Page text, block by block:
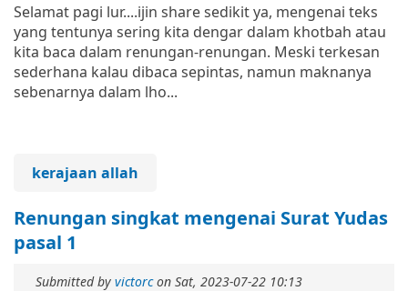
Selamat pagi lur....ijin share sedikit ya, mengenai teks
yang tentunya sering kita dengar dalam khotbah atau
kita baca dalam renungan-renungan. Meski terkesan
sederhana kalau dibaca sepintas, namun maknanya
sebenarnya dalam lho...
kerajaan allah
Renungan singkat mengenai Surat Yudas
pasal 1
Submitted by victorcon Sat, 2023-07-22 10:13